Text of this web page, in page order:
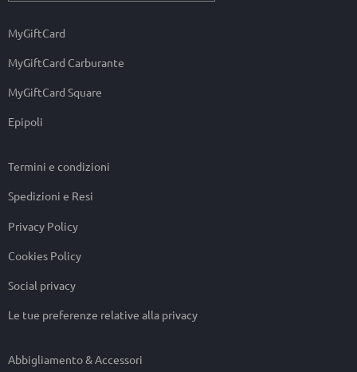
MyGiftCard
MyGiftCard Carburante
MyGiftCard Square
Epipoli
Termini e condizioni
Spedizioni e Resi
Privacy Policy
Cookies Policy
Social privacy
Le tue preferenze relative alla privacy
Abbigliamento & Accessori